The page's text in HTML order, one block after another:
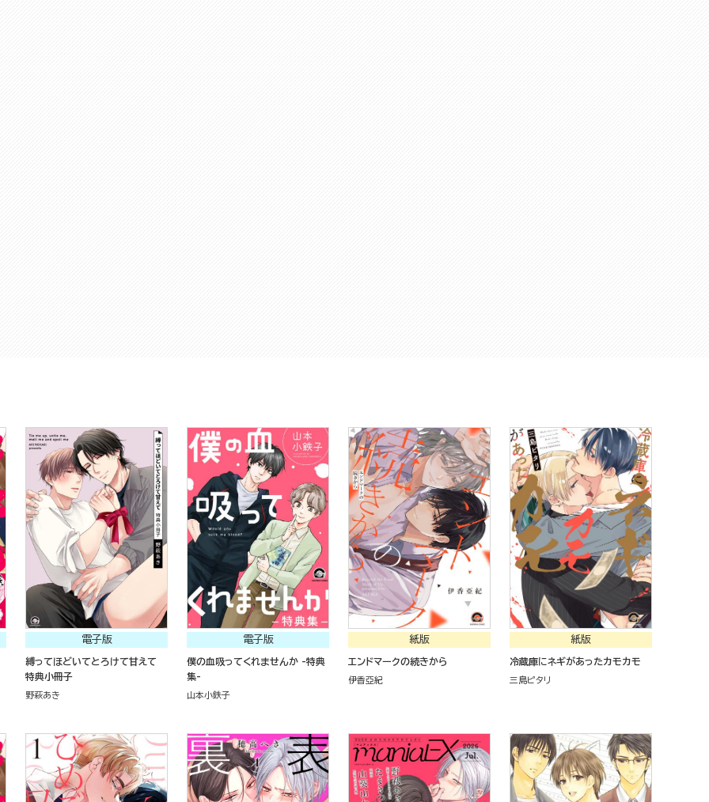
電子版
縛ってほどいてとろけて甘えて
特典小冊子
野萩あき
電子版
僕の血吸ってくれませんか -特典
集-
山本小鉄子
紙版
エンドマークの続きから
伊香亞紀
紙版
冷蔵庫にネギがあったカモカモ
三島ピタリ